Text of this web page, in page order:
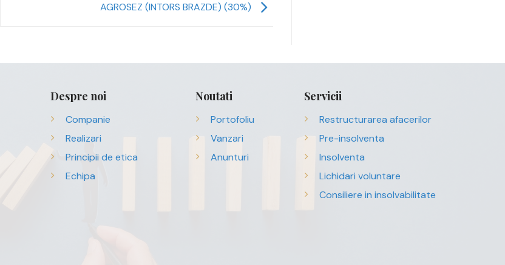
AGROSEZ (INTORS BRAZDE) (30%)
Despre noi
Companie
Realizari
Principii de etica
Echipa
Noutati
Portofoliu
Vanzari
Anunturi
Servicii
Restructurarea afacerilor
Pre-insolventa
Insolventa
Lichidari voluntare
Consiliere in insolvabilitate